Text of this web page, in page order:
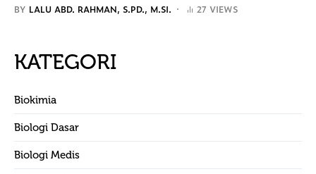
BY LALU ABD. RAHMAN, S.PD., M.SI. 27 VIEWS
KATEGORI
Biokimia
Biologi Dasar
Biologi Medis